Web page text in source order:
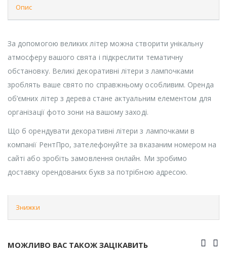
Опис
За допомогою великих літер можна створити унікальну
атмосферу вашого свята і підкреслити тематичну
обстановку. Великі декоративні літери з лампочками
зроблять ваше свято по справжньому особливим. Оренда
об’ємних літер з дерева стане актуальним елементом для
організації фото зони на вашому заході.
Що б орендувати декоративні літери з лампочками в
компанії РентПро, зателефонуйте за вказаним номером на
сайті або зробіть замовлення онлайн. Ми зробимо
доставку орендованих букв за потрібною адресою.
Знижки
МОЖЛИВО ВАС ТАКОЖ ЗАЦІКАВИТЬ